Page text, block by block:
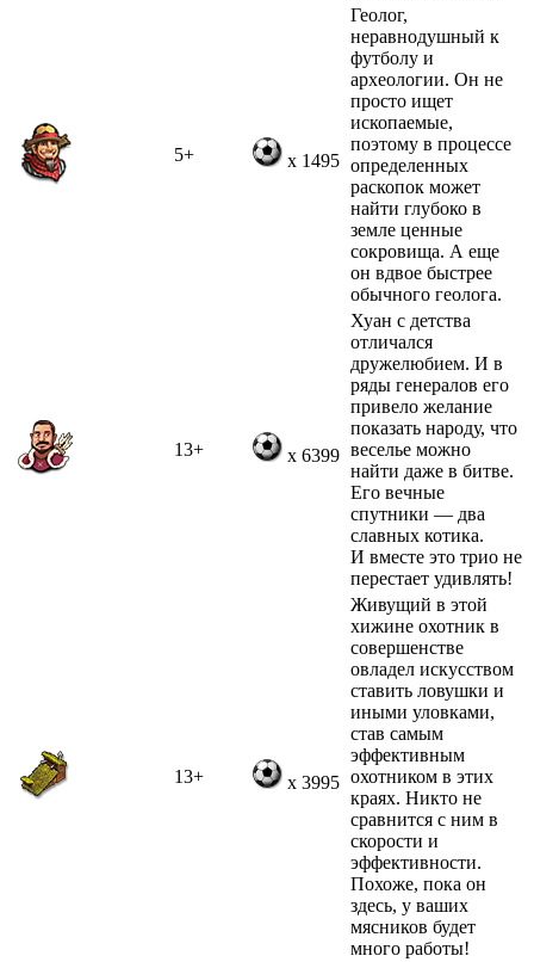
5+ x 1495
Геолог,
неравнодушный к
футболу и
археологии. Он не
просто ищет
ископаемые,
поэтому в процессе
определенных
раскопок может
найти глубоко в
земле ценные
сокровища. А еще
он вдвое быстрее
обычного геолога.
13+ x 6399
Хуан с детства
отличался
дружелюбием. И в
ряды генералов его
привело желание
показать народу, что
веселье можно
найти даже в битве.
Его вечные
спутники — два
славных котика.
И вместе это трио не
перестает удивлять!
13+ x 3995
Живущий в этой
хижине охотник в
совершенстве
овладел искусством
ставить ловушки и
иными уловками,
став самым
эффективным
охотником в этих
краях. Никто не
сравнится с ним в
скорости и
эффективности.
Похоже, пока он
здесь, у ваших
мясников будет
много работы!